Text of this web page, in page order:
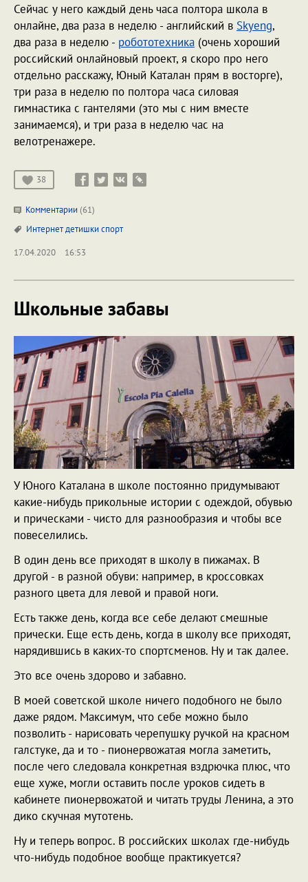
Сейчас у него каждый день часа полтора школа в
онлайне, два раза в неделю - английский в Skyeng,
два раза в неделю - робототехника (очень хороший
российский онлайновый проект, я скоро про него
отдельно расскажу, Юный Каталан прям в восторге),
три раза в неделю по полтора часа силовая
гимнастика с гантелями (это мы с ним вместе
занимаемся), и три раза в неделю час на
велотренажере.
38
Комментарии (61)
Интернетдетишки спорт
17.04.2020
16:53
Школьные забавы
У Юного Каталана в школе постоянно придумывают
какие-нибудь прикольные истории с одеждой, обувью
и прическами - чисто для разнообразия и чтобы все
повеселились.
В один день все приходят в школу в пижамах. В
другой - в разной обуви: например, в кроссовках
разного цвета для левой и правой ноги.
Есть также день, когда все себе делают смешные
прически. Еще есть день, когда в школу все приходят,
нарядившись в каких-то спортсменов. Ну и так далее.
Это все очень здорово и забавно.
В моей советской школе ничего подобного не было
даже рядом. Максимум, что себе можно было
позволить - нарисовать черепушку ручкой на красном
галстуке, да и то - пионервожатая могла заметить,
после чего следовала конкретная вздрючка плюс, что
еще хуже, могли оставить после уроков сидеть в
кабинете пионервожатой и читать труды Ленина, а это
дико скучная мутотень.
Ну и теперь вопрос. В российских школах где-нибудь
что-нибудь подобное вообще практикуется?